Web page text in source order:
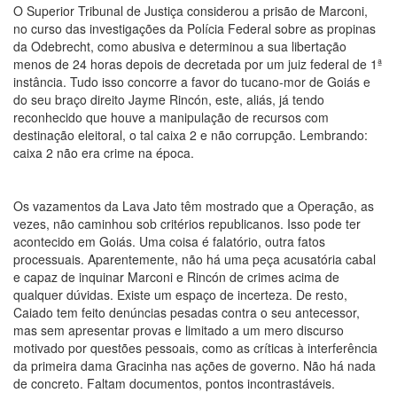
O Superior Tribunal de Justiça considerou a prisão de Marconi,
no curso das investigações da Polícia Federal sobre as propinas
da Odebrecht, como abusiva e determinou a sua libertação
menos de 24 horas depois de decretada por um juiz federal de 1ª
instância. Tudo isso concorre a favor do tucano-mor de Goiás e
do seu braço direito Jayme Rincón, este, aliás, já tendo
reconhecido que houve a manipulação de recursos com
destinação eleitoral, o tal caixa 2 e não corrupção. Lembrando:
caixa 2 não era crime na época.
Os vazamentos da Lava Jato têm mostrado que a Operação, as
vezes, não caminhou sob critérios republicanos. Isso pode ter
acontecido em Goiás. Uma coisa é falatório, outra fatos
processuais. Aparentemente, não há uma peça acusatória cabal
e capaz de inquinar Marconi e Rincón de crimes acima de
qualquer dúvidas. Existe um espaço de incerteza. De resto,
Caiado tem feito denúncias pesadas contra o seu antecessor,
mas sem apresentar provas e limitado a um mero discurso
motivado por questões pessoais, como as críticas à interferência
da primeira dama Gracinha nas ações de governo. Não há nada
de concreto. Faltam documentos, pontos incontrastáveis.